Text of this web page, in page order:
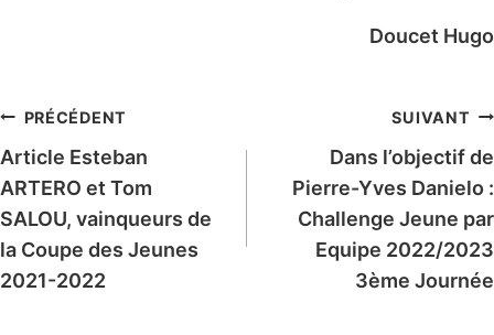
Doucet Hugo
Navigation
de
l’article
PRÉCÉDENT
Article Esteban
ARTERO et Tom
SALOU, vainqueurs de
la Coupe des Jeunes
2021-2022
SUIVANT
Dans l’objectif de
Pierre-Yves Danielo :
Challenge Jeune par
Equipe 2022/2023
3ème Journée